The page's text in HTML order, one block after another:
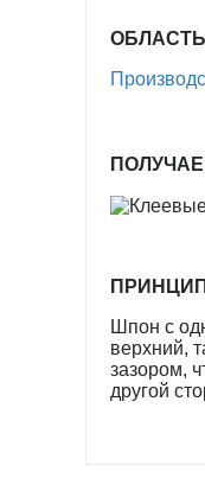
Шпон с
верхний,
зазором,
другой